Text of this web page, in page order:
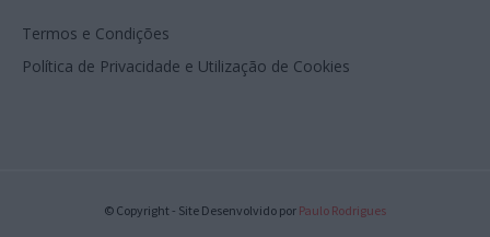
Termos e Condições
Política de Privacidade e Utilização de Cookies
© Copyright - Site Desenvolvido por Paulo Rodrigues